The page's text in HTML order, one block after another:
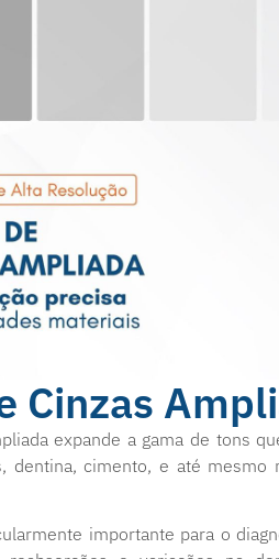
Cinzas
expande a gama de tons
dentina, cimento, e até mesmo
importante para o